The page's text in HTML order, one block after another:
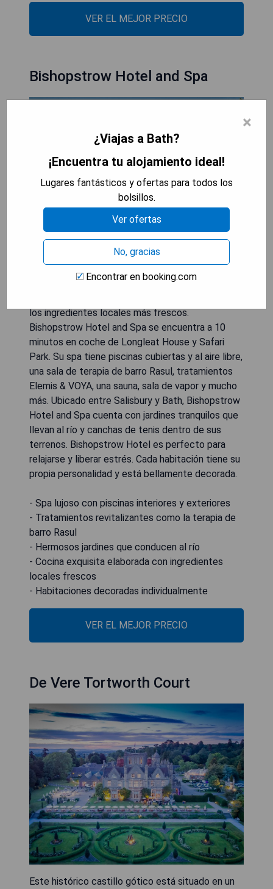
VER EL MEJOR PRECIO
Bishopstrow Hotel and Spa
de Wiltshire cuenta con un lujoso spa y
los ingredientes locales más frescos.
Bishopstrow Hotel and Spa se encuentra a 10
minutos en coche de Longleat House y Safari
Park. Su spa tiene piscinas cubiertas y al aire libre,
una sala de terapia de barro Rasul, tratamientos
Elemis & VOYA, una sauna, sala de vapor y mucho
más. Ubicado entre Salisbury y Bath, Bishopstrow
Hotel and Spa cuenta con jardines tranquilos que
llevan al río y canchas de tenis dentro de sus
terrenos. Bishopstrow Hotel es perfecto para
relajarse y liberar estrés. Cada habitación tiene su
propia personalidad y está bellamente decorada.
- Spa lujoso con piscinas interiores y exteriores
- Tratamientos revitalizantes como la terapia de
barro Rasul
- Hermosos jardines que conducen al río
- Cocina exquisita elaborada con ingredientes
locales frescos
- Habitaciones decoradas individualmente
VER EL MEJOR PRECIO
De Vere Tortworth Court
Este histórico castillo gótico está situado en un
×
¿Viajas a Bath?
¡Encuentra tu alojamiento ideal!
Lugares fantásticos y ofertas para todos los
bolsillos.
Ver ofertas
No, gracias
Encontrar en booking.com